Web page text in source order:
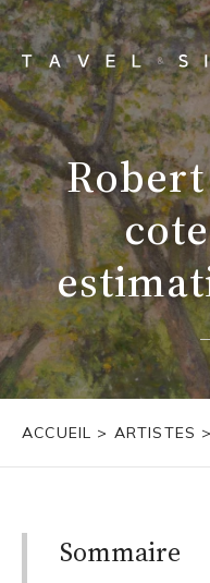
Robert
ACCUEIL > ARTISTES >
Sommaire